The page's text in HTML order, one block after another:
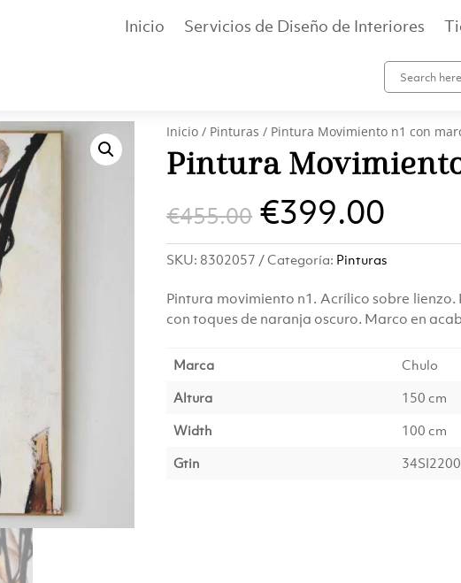
Inicio Servicios de Diseño de Interiores
Inicio / Pinturas / Pintura Movimiento n1 con
Pintura
€455.00 El
precio
original
era:
€455.00.
€399.00
es:
SKU: 8302057 Categoría: Pinturas
Pintura movimiento n1. Acrílico sobre
con toques de naranja oscuro. Marco en
Marca
Chulo
Altura
150 cm
Width
100 cm
Gtin